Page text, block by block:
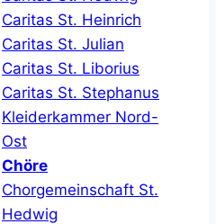
Caritas St. Heinrich
Caritas St. Julian
Caritas St. Liborius
Caritas St. Stephanus
Kleiderkammer Nord-
Ost
Chöre
Chorgemeinschaft St.
Hedwig